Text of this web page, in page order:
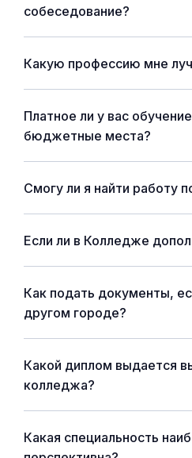
собеседование?
Какую профессию мне
Платное ли у вас
бюджетные места?
Смогу ли я найти работу
Если ли в Колледже
Как подать документы,
другом городе?
Какой диплом выдается
колледжа?
Какая специальность